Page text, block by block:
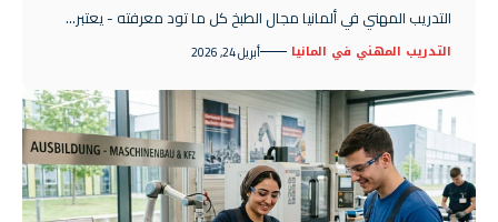
التدريب المهني في ألمانيا مجال الطبخ كل ما تود معرفته - يعتبر…
التدريب المهني في المانيا أبريل 24, 2026